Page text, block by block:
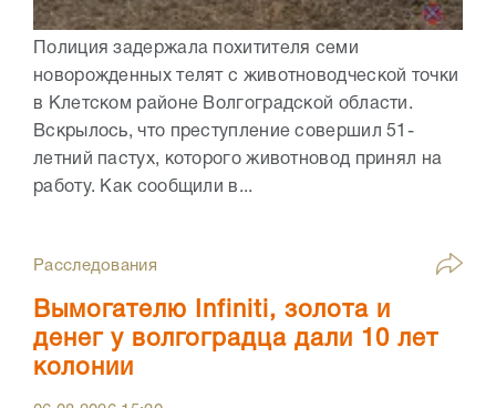
Полиция задержала похитителя семи
новорожденных телят с животноводческой точки
в Клетском районе Волгоградской области.
Вскрылось, что преступление совершил 51-
летний пастух, которого животновод принял на
работу. Как сообщили в...
Расследования
Вымогателю Infiniti, золота и
денег у волгоградца дали 10 лет
колонии